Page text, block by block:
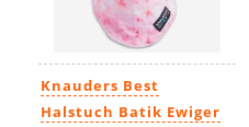
Knauders Best
Halstuch Batik Ewiger